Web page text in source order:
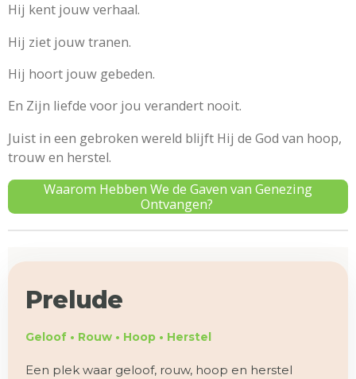
Hij kent jouw verhaal.
Hij ziet jouw tranen.
Hij hoort jouw gebeden.
En Zijn liefde voor jou verandert nooit.
Juist in een gebroken wereld blijft Hij de God van hoop,
trouw en herstel.
Waarom Hebben We de Gaven van Genezing
Ontvangen?
Prelude
Geloof • Rouw • Hoop • Herstel
Een plek waar geloof, rouw, hoop en herstel